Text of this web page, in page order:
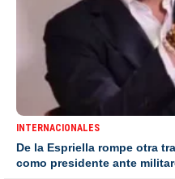
INTERNACIONALES
De la Espriella rompe otra
como presidente ante